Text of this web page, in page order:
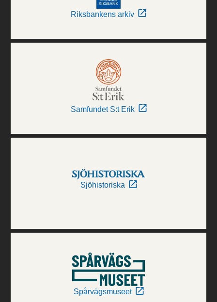
Riksbankens arkiv
Samfundet S:t Erik
Sjöhistoriska
Spårvägsmuseet